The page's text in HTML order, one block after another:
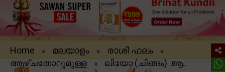
Home » മലയാളം » രാശി ഫലം »
ആഴ്ചതോറുമുള്ള » ലിയോ (ചിങ്ങം) ആ..